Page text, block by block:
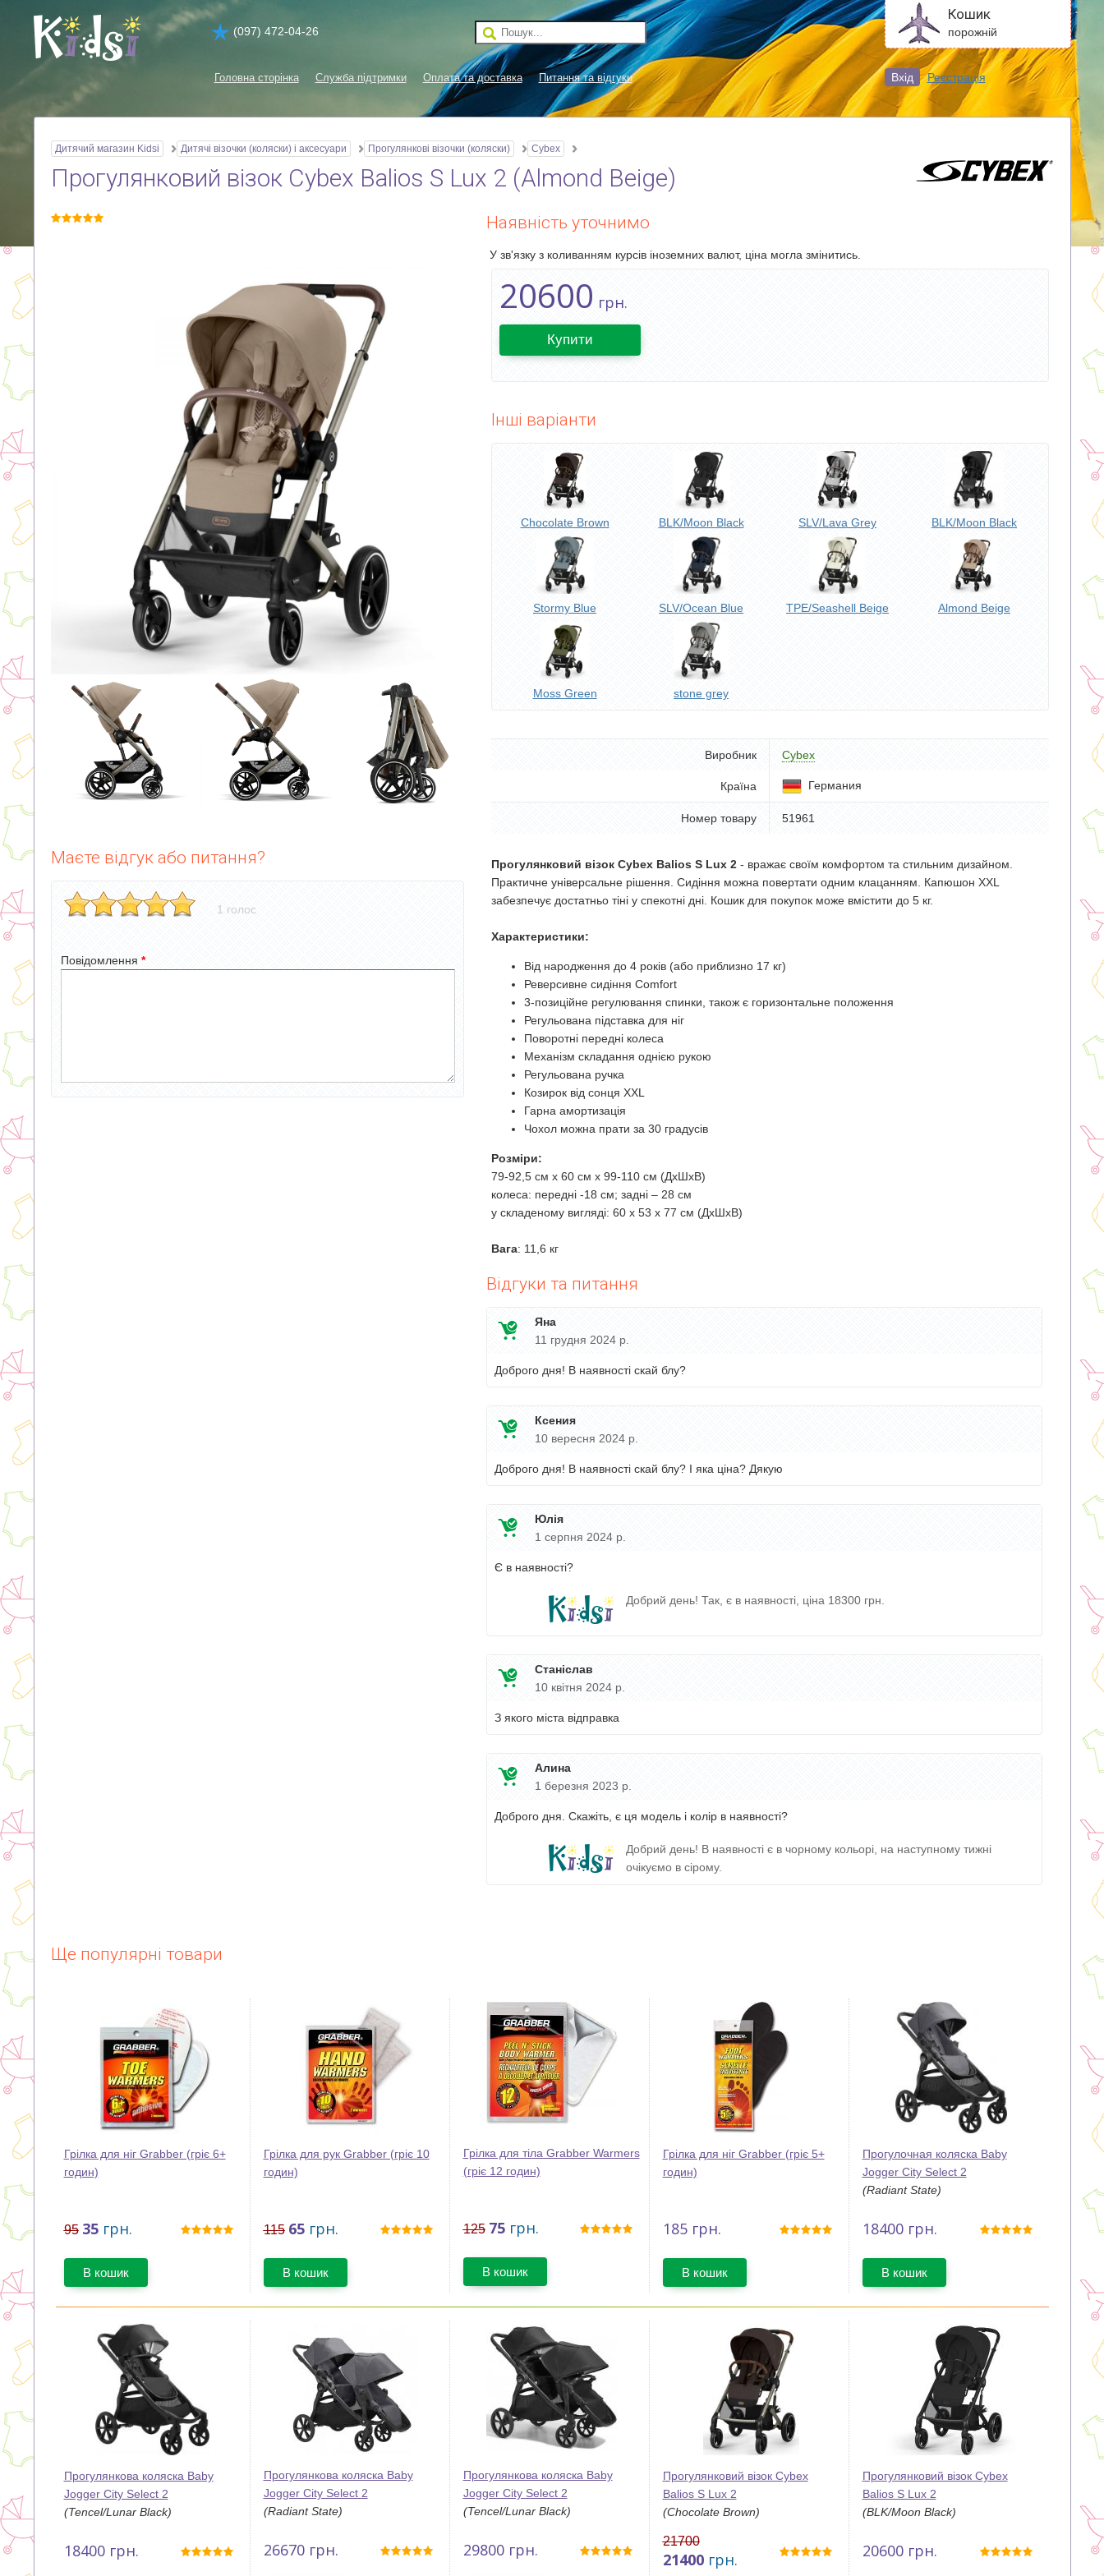
(097) 472-04-26
Кошик
порожній
Головна сторінка Служба підтримки Оплата та доставка Питання та відгуки Вхід Реєстрація
Дитячий магазин Kidsi Дитячі візочки (коляски) і аксесуари Прогулянкові візочки (коляски) Cybex
Прогулянковий візок Cybex Balios S Lux 2 (Almond Beige)
Наявність уточнимо
У зв'язку з коливанням курсів іноземних валют, ціна могла змінитись.
Маєте відгук або питання?
1 голос
Повідомлення *
20600 грн.
Купити
Інші варіанти
Chocolate Brown BLK/Moon Black SLV/Lava Grey BLK/Moon Black
Stormy Blue SLV/Ocean Blue TPE/Seashell Beige Almond Beige
Moss Green stone grey
Виробник Cybex
Країна Германия
Номер товару 51961
Прогулянковий візок Cybex Balios S Lux 2- вражає своїм комфортом та стильним дизайном.
Практичне універсальне рішення. Сидіння можна повертати одним клацанням. Капюшон XXL
забезпечує достатньо тіні у спекотні дні. Кошик для покупок може вмістити до 5 кг.
Характеристики:
Від народження до 4 років (або приблизно 17 кг)
Реверсивне сидіння Comfort
3-позиційне регулювання спинки, також є горизонтальне положення
Регульована підставка для ніг
Поворотні передні колеса
Механізм складання однією рукою
Регульована ручка
Козирок від сонця XXL
Гарна амортизація
Чохол можна прати за 30 градусів
Розміри:
79-92,5 см x 60 см x 99-110 см (ДхШхВ)
колеса: передні -18 см; задні – 28 см
у складеному вигляді: 60 x 53 x 77 см (ДхШхВ)
Вага: 11,6 кг
Відгуки та питання
Яна
11 грудня 2024 р.
Доброго дня! В наявності скай блу?
Ксения
10 вересня 2024 р.
Доброго дня! В наявності скай блу? І яка ціна? Дякую
Юлія
1 серпня 2024 р.
Є в наявності?
Добрий день! Так, є в наявності, ціна 18300 грн.
Станіслав
10 квітня 2024 р.
З якого міста відправка
Алина
1 березня 2023 р.
Доброго дня. Скажіть, є ця модель і колір в наявності?
Добрий день! В наявності є в чорному кольорі, на наступному тижні
очікуємо в сірому.
Ще популярні товари
Грілка для ніг Grabber (гріє 6+
годин)
95 35 грн.
В кошик
Грілка для рук Grabber (гріє 10
годин)
115 65 грн.
В кошик
Грілка для тіла Grabber Warmers
(гріє 12 годин)
125 75 грн.
В кошик
Грілка для ніг Grabber (гріє 5+
годин)
185грн.
В кошик
Прогулочная коляска Baby
Jogger City Select 2
(Radiant State)
18400грн.
В кошик
Прогулянкова коляска Baby
Jogger City Select 2
(Tencel/Lunar Black)
18400грн.
Прогулянкова коляска Baby
Jogger City Select 2
(Radiant State)
26670грн.
Прогулянкова коляска Baby
Jogger City Select 2
(Tencel/Lunar Black)
29800грн.
Прогулянковий візок Cybex
Balios S Lux 2
(Chocolate Brown)
21700
21400 грн.
Прогулянковий візок Cybex
Balios S Lux 2
(BLK/Moon Black)
20600грн.